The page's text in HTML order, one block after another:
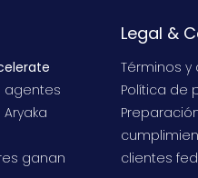
agentes
ganan
Legal &
Términos
Política de
clientes